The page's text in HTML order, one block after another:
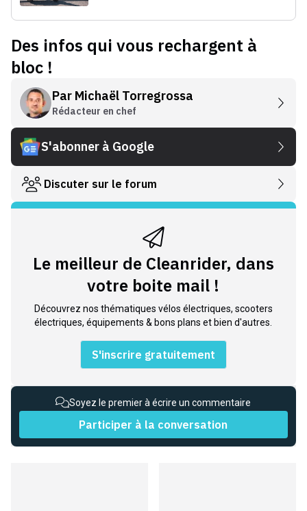
Des infos qui vous rechargent à
bloc !
Par Michaël Torregrossa
Rédacteur en chef
S'abonner à Google
Discuter sur le forum
Le meilleur de Cleanrider, dans
votre boite mail !
Découvrez nos thématiques vélos électriques, scooters
électriques, équipements & bons plans et bien d'autres.
S'inscrire gratuitement
Soyez le premier à écrire un commentaire
Participer à la conversation